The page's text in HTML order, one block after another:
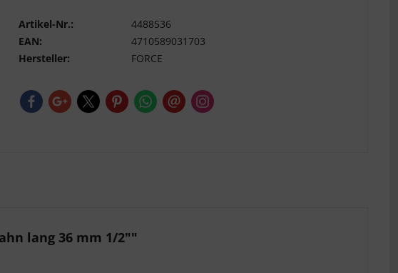
Artikel-Nr.:
4488536
EAN:
4710589031703
Hersteller:
FORCE
lang 36 mm 1/2""